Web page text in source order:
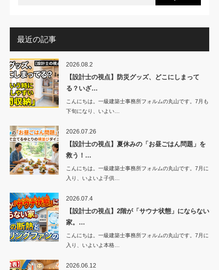
最近の記事
2026.08.2
【設計士の視点】防災グッズ、どこにしまって
る？いざ…
こんにちは。一級建築士事務所フォルムの丸山です。7月も
下旬になり、いよい…
2026.07.26
【設計士の視点】夏休みの「お昼ごはん問題」を
救う！…
こんにちは。一級建築士事務所フォルムの丸山です。7月に
入り、いよいよ子供…
2026.07.4
【設計士の視点】2階が「サウナ状態」にならない
家。…
こんにちは。一級建築士事務所フォルムの丸山です。7月に
入り、いよいよ本格…
2026.06.12